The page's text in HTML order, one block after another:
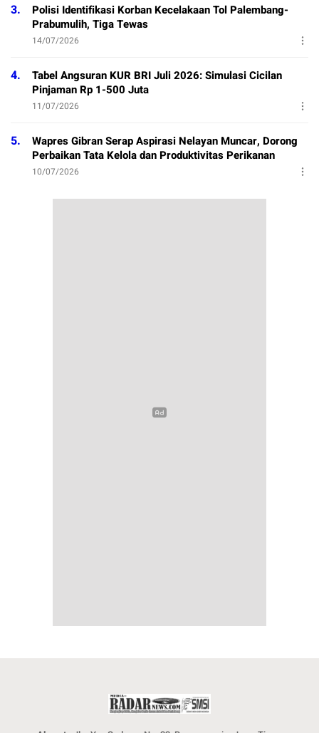
3.
Polisi Identifikasi Korban Kecelakaan Tol Palembang-
Prabumulih, Tiga Tewas
14/07/2026
4.
Tabel Angsuran KUR BRI Juli 2026: Simulasi Cicilan
Pinjaman Rp 1-500 Juta
11/07/2026
5.
Wapres Gibran Serap Aspirasi Nelayan Muncar, Dorong
Perbaikan Tata Kelola dan Produktivitas Perikanan
10/07/2026